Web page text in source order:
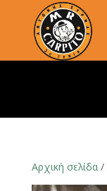
Αρχική σελίδα/